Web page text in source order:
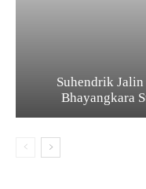
Suhendrik
Bhayangkara